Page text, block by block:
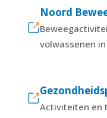
Noord
volwassenen
Activiteiten en